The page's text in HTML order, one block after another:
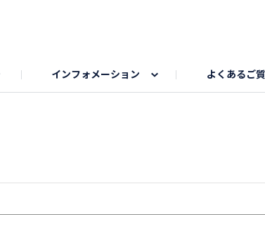
インフォメーション よくあるご